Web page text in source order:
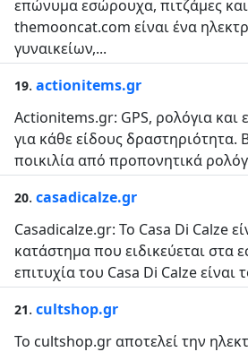
επώνυμα εσώρουχα, πιτζάμες
themooncat.com είναι ένα
γυναικείων,...
19. actionitems.gr
Actionitems.gr: GPS, ρολόγια και
για κάθε είδους δραστηριότητα.
ποικιλία από προπονητικά
20. casadicalze.gr
Casadicalze.gr: Το Casa Di Calze
κατάστημα που ειδικεύεται στα
επιτυχία του Casa Di Calze είναι
21. cultshop.gr
Το cultshop.gr αποτελεί την